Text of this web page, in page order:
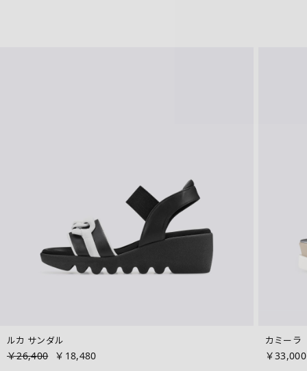
ルカ サンダル
￥26,400 ￥18,480
カミーラ
￥33,000